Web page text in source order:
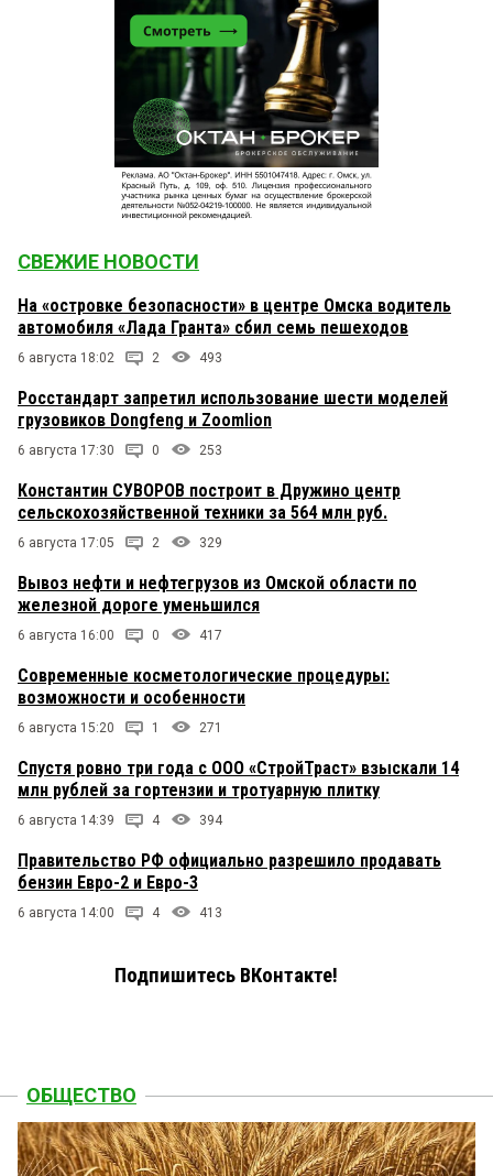
СВЕЖИЕ НОВОСТИ
На «островке безопасности» в центре Омска водитель
автомобиля «Лада Гранта» сбил семь пешеходов
6 августа 18:02 2 493
Росстандарт запретил использование шести моделей
грузовиков Dongfeng и Zoomlion
6 августа 17:30 0 253
Константин СУВОРОВ построит в Дружино центр
сельскохозяйственной техники за 564 млн руб.
6 августа 17:05 2 329
Вывоз нефти и нефтегрузов из Омской области по
железной дороге уменьшился
6 августа 16:00 0 417
Современные косметологические процедуры:
возможности и особенности
6 августа 15:20 1 271
Спустя ровно три года с ООО «СтройТраст» взыскали 14
млн рублей за гортензии и тротуарную плитку
6 августа 14:39 4 394
Правительство РФ официально разрешило продавать
бензин Евро-2 и Евро-3
6 августа 14:00 4 413
Подпишитесь ВКонтакте!
ОБЩЕСТВО